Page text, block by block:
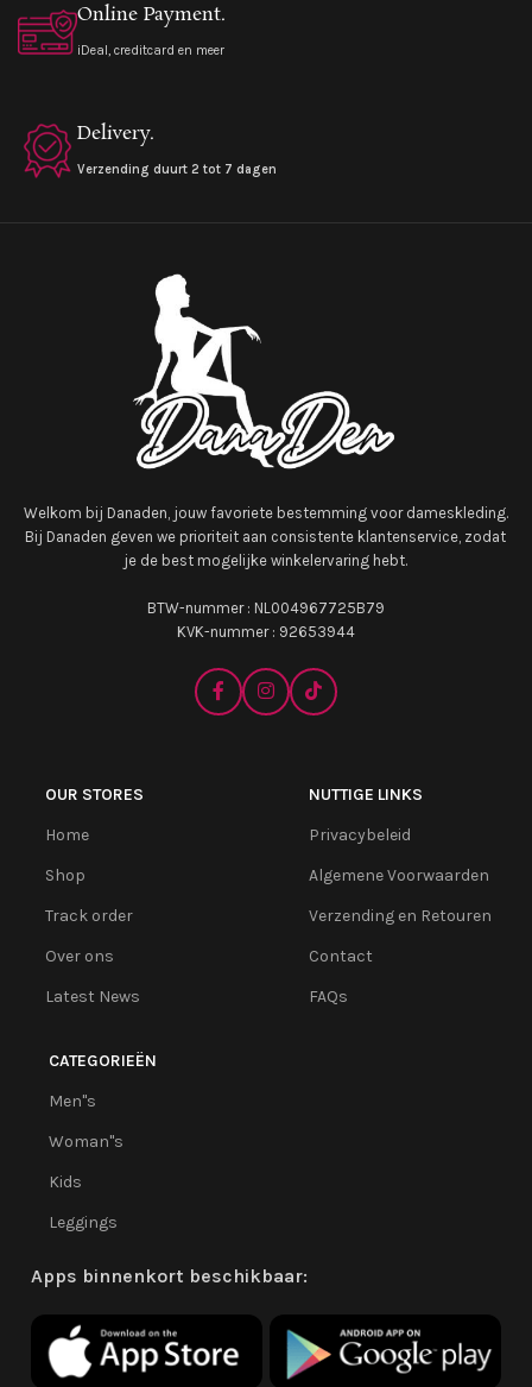
Online Payment.
iDeal, creditcard en meer
Delivery.
Verzending duurt 2 tot 7 dagen
Welkom bij Danaden, jouw favoriete bestemming voor dameskleding.
Bij Danaden geven we prioriteit aan consistente klantenservice, zodat
je de best mogelijke winkelervaring hebt.
BTW-nummer : NL004967725B79
KVK-nummer : 92653944
OUR STORES
Home
Shop
Track order
Over ons
Latest News
NUTTIGE LINKS
Privacybeleid
Algemene Voorwaarden
Verzending en Retouren
Contact
FAQs
CATEGORIEËN
Men''s
Woman''s
Kids
Leggings
Apps binnenkort beschikbaar: